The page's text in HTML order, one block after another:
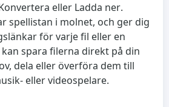
eller Ladda ner.
spellistan i molnet, och ger dig
för varje fil eller en
spara filerna direkt på din
dela eller överföra dem till
eller videospelare.